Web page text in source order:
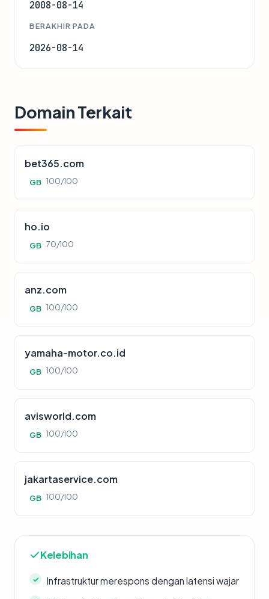
2008-08-14
BERAKHIR PADA
2026-08-14
Domain Terkait
bet365.com
GB 100/100
ho.io
GB 70/100
anz.com
GB 100/100
yamaha-motor.co.id
GB 100/100
avisworld.com
GB 100/100
jakartaservice.com
GB 100/100
Kelebihan
Infrastruktur merespons dengan latensi wajar